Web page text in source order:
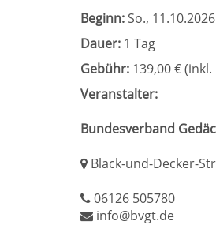
Beginn:So., 11.10.2026
Dauer: 1 Tag
Gebühr: 139,00 € (inkl.
Veranstalter:
Bundesverband
Black-und-Decker-
06126 505780
info@bvgt.de